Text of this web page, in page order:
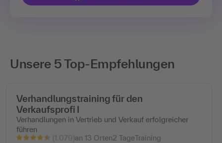
Unsere 5 Top-Empfehlungen
Verhandlungstraining für den
Verkaufsprofi I
Verhandlungen in Vertrieb und Verkauf erfolgreicher
führen
(1.079)an 13 Orten2 TageTraining